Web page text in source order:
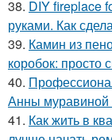
38. DIY fireplace
руками. Как
39. Камин из
коробок: просто
40.
Анны муравиной
41. Как жить в